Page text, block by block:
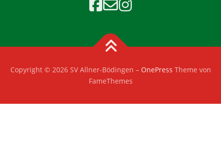
Copyright © 2026 SV Allner-Bödingen – OnePress Theme von
FameThemes